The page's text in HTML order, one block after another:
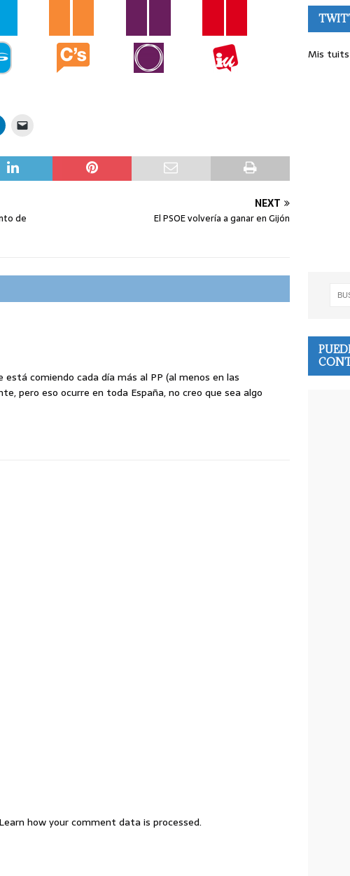
de
NEXT
El PSOE volvería a ganar en Gijón
está comiendo cada día más al PP (al menos en las
pero eso ocurre en toda España, no creo que sea algo
Learn how your comment data is processed.
Mis tuits